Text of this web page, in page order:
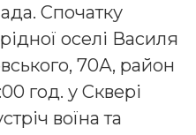
Спочатку
оселі Василя
70А, район
год. у Сквері
воїна та